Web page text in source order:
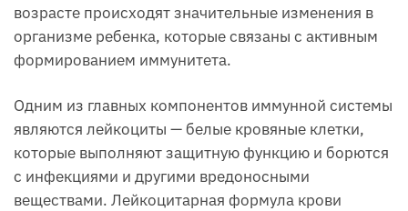
возрасте происходят значительные изменения в
организме ребенка, которые связаны с активным
формированием иммунитета.
Одним из главных компонентов иммунной системы
являются лейкоциты — белые кровяные клетки,
которые выполняют защитную функцию и борются
с инфекциями и другими вредоносными
веществами. Лейкоцитарная формула крови